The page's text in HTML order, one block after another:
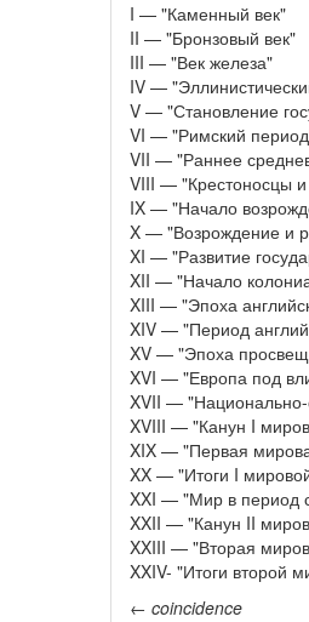
I — "Каменный век"
II — "Бронзовый век"
III — "Век железа"
IV —
V — "Становление
VI — "Римский
VII — "Раннее
VIII — "Крестоносцы
IX — "Начало
X — "Возрождение и
XI — "Развитие
XII — "Начало
XIII — "Эпоха
XIV — "Период
XV — "Эпоха
XVI — "Европа под
XVII — "Национально-
XVIII — "Канун I
XIX — "Первая
XX — "Итоги I
XXI — "Мир в период
XXII — "Канун II
XXIII — "Вторая
XXIV- "Итоги второй
← coincidence